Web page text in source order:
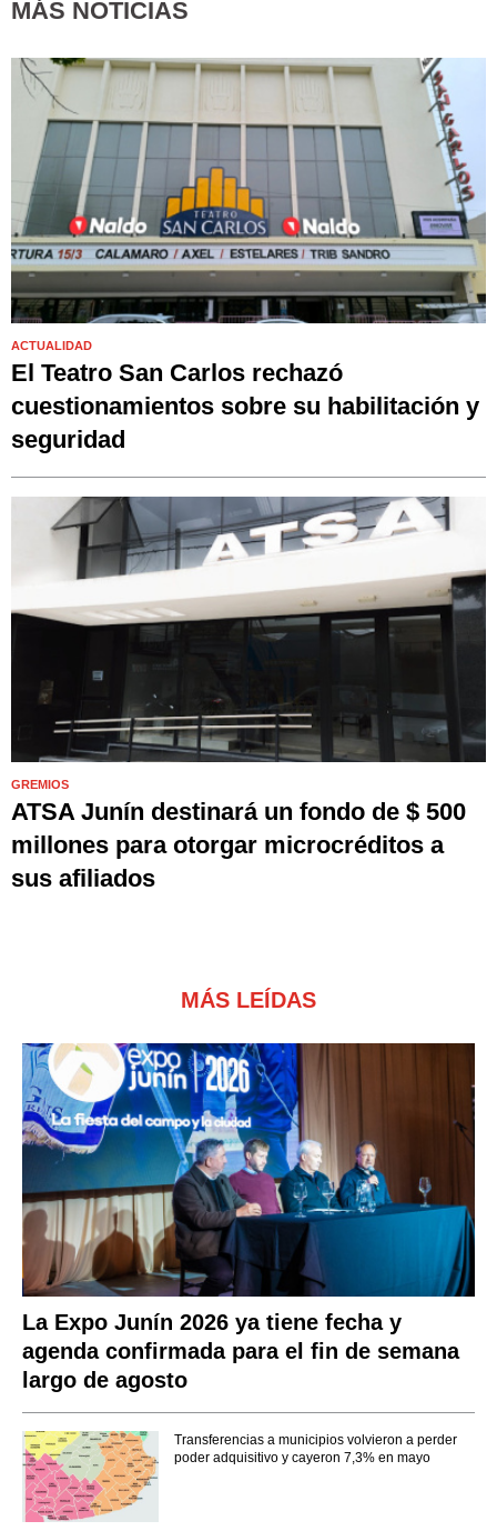
MÁS NOTICIAS
ACTUALIDAD
El Teatro San Carlos rechazó
cuestionamientos sobre su habilitación y
seguridad
GREMIOS
ATSA Junín destinará un fondo de $ 500
millones para otorgar microcréditos a
sus afiliados
MÁS LEÍDAS
La Expo Junín 2026 ya tiene fecha y
agenda confirmada para el fin de semana
largo de agosto
Transferencias a municipios volvieron a perder
poder adquisitivo y cayeron 7,3% en mayo